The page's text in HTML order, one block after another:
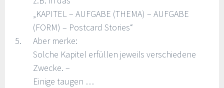
„KAPITEL – AUFGABE (THEMA) – AUFGABE
(FORM) – Postcard Stories“
Aber merke:
Solche Kapitel erfüllen jeweils verschiedene
Zwecke. –
Einige taugen …